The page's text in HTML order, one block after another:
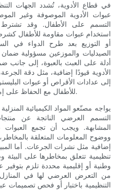
في قطاع الأدوية، تُشدد الجهات
عبوات الأدوية الموصوفة وغير
التسمم على الأطفال. وقد تشترط
استخدام عبوات مقاومة للأطفال
أو التوزيع بعد طرح الدواء في
الصيدليات والموزعين مسؤولية
أدلة على العبث بالعبوة، إلى جانب
الأدوية قيودًا إضافية، مثل دقة
إلى عدادات الأقراص أو عبوات
للأطفال مع الحفاظ على إمكانية وصول المرضى إلى الدواء.
يواجه مصنّعو المواد الكيميائية
التسمم العرضي الناتجة عن
المشابهة. ويجب أن تجمع العبوات
ووضوح المعلومات المتعلقة
إضافية مثل نشرات الجرعات. أما
تنظيمية تتعلق بمخاطرها على
وطنية أو إقليمية محددة تلزم بتوفير
من التعرض العرضي لها في
التنظيمية باختبار أو فحص تصميمات